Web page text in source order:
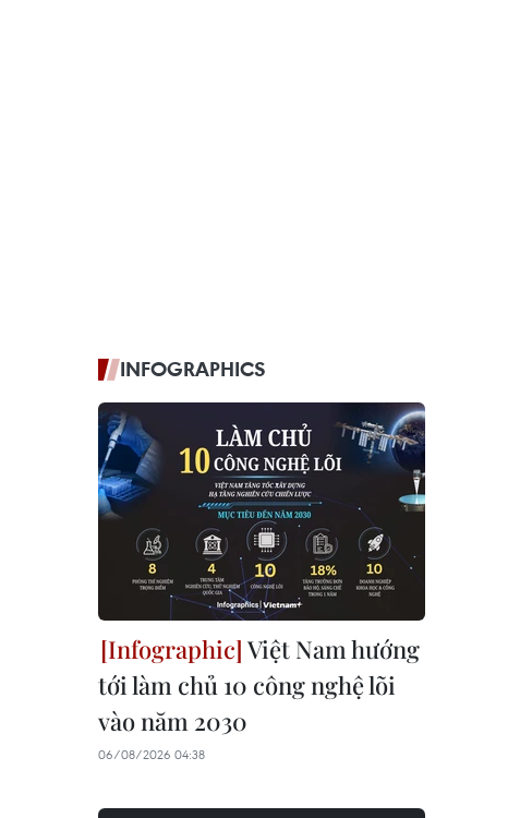
INFOGRAPHICS
Việt Nam hướng
tới làm chủ 10 công nghệ lõi
vào năm 2030
06/08/2026 04:38